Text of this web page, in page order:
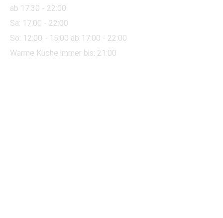
ab 17:30 - 22:00
Sa: 17:00 - 22:00
So: 12:00 - 15:00 ab 17:00 - 22:00
Warme Küche immer bis: 21:00